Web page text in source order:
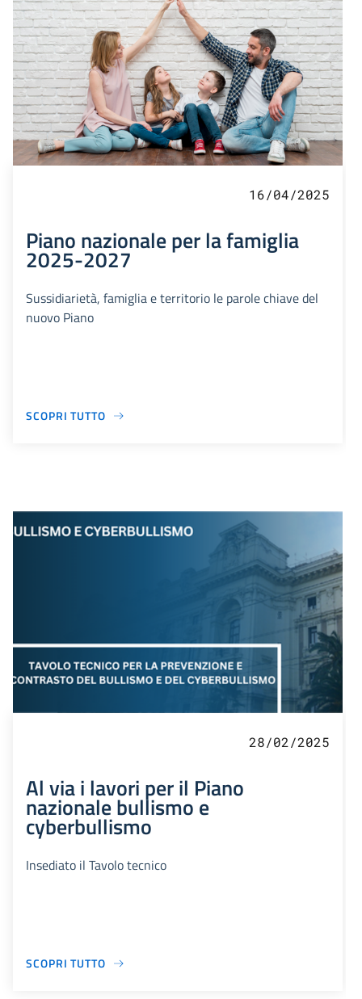
16/04/2025
Piano nazionale per la famiglia
2025-2027
Sussidiarietà, famiglia e territorio le parole chiave del
nuovo Piano
SCOPRI TUTTO
28/02/2025
Al via i lavori per il Piano
nazionale bullismo e
cyberbullismo
Insediato il Tavolo tecnico
SCOPRI TUTTO